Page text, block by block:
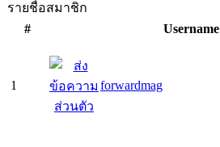
รายชื่อสมาชิก
#
Username
1 forwardmag